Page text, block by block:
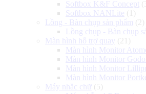
Softbox K&F Concept
Softbox NANLite (1)
Lồng - Bàn chụp sản phẩm (2)
Lồng chụp - Bàn chụp
Màn hình hỗ trợ quay (21)
Màn hình Monitor
Màn hình Monitor
Màn hình Monitor
Màn hình Monitor
Máy nhắc chữ (5)